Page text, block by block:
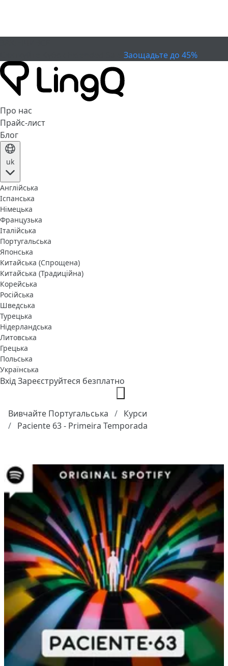
Заощадьте до 45%
Про нас
Прайс-лист
Блог
uk
Англійська
Іспанська
Німецька
Французька
Італійська
Португальська
Японська
Китайська (Спрощена)
Китайська (Традиційна)
Корейська
Російська
Шведська
Турецька
Нідерландська
Литовська
Грецька
Польська
Українська
ВхідЗареєструйтеся безплатно
Вивчайте Португальська
Курси
Paciente 63 - Primeira Temporada